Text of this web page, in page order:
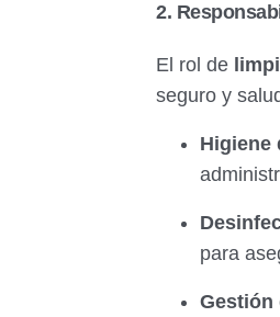
2.
El rol de
seguro y
Higiene
para
Gestión